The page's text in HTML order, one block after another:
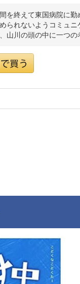
を終えて東国病院に
られないようコミュ
山川の頭の中に一つの